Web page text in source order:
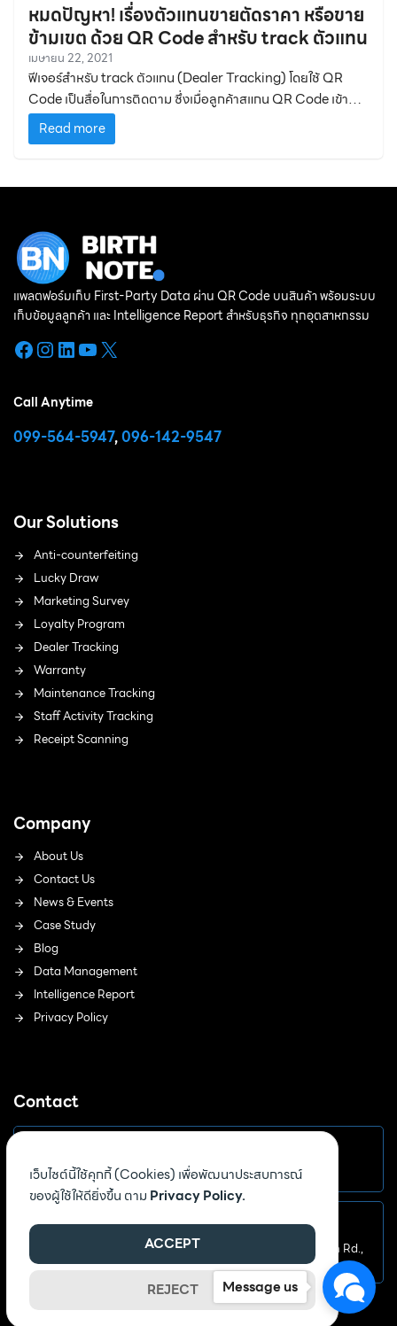
หมดปัญหา! เรื่องตัวแทนขายตัดราคา หรือขาย
ข้ามเขต ด้วย QR Code สำหรับ track ตัวแทน
เมษายน 22, 2021
ฟีเจอร์สำหรับ track ตัวแทน (Dealer Tracking) โดยใช้ QR
Code เป็นสื่อในการติดตาม ซึ่งเมื่อลูกค้าสแกน QR Code เข้ามา
แล้วแบรนด์ก็จะทราบทันทีว่าลูกค้าท่านนี้ซื้อสินค้าที่ถูกจำหน่ายผ่าน
ตัวแทนเจ้าไหนอยู่
Read more
แพลตฟอร์มเก็บ First-Party Data ผ่าน QR Code บนสินค้า พร้อมระบบ
เก็บข้อมูลลูกค้า และ Intelligence Report สำหรับธุรกิจ ทุกอุตสาหกรรม
Facebook
Instagram
LinkedIn
YouTube
X
Call Anytime
099-564-5947,096-142-9547
Our Solutions
Anti-counterfeiting
Lucky Draw
Marketing Survey
Loyalty Program
Dealer Tracking
Warranty
Maintenance Tracking
Staff Activity Tracking
Receipt Scanning
Company
About Us
Contact Us
News & Events
Case Study
Blog
Data Management
Intelligence Report
Privacy Policy
Contact
sales@birthnote.co
Address
3332 Viwatchai Bldg. 7th Fl., Unit A, Phahonyothin Rd.,
Chomphon, Chatuchak, Bangkok 1090
©2026 Birth Note Co., Ltd. All rights reserved.
Message us
เว็บไซต์นี้ใช้คุกกี้ (Cookies) เพื่อพัฒนาประสบการณ์
ของผู้ใช้ให้ดียิ่งขึ้น ตาม Privacy Policy.
ACCEPT
REJECT